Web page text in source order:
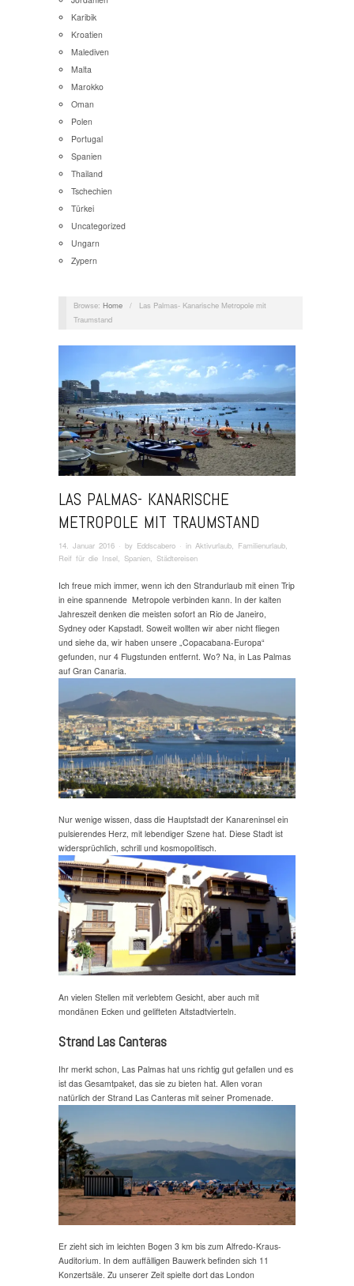
Karibik
Kroatien
Malediven
Malta
Marokko
Oman
Polen
Portugal
Spanien
Thailand
Tschechien
Türkei
Uncategorized
Ungarn
Zypern
Browse: Home /
Las Palmas- Kanarische Metropole mit
Traumstand
LAS PALMAS- KANARISCHE
METROPOLE MIT TRAUMSTAND
14. Januar 2016 · by Eddscabero · in Aktivurlaub Familienurlaub
Reif für die Insel
Spanien Städtereisen
Ich freue mich immer, wenn ich den Strandurlaub mit einen Trip
in eine spannende Metropole verbinden kann. In der kalten
Jahreszeit denken die meisten sofort an Rio de Janeiro,
Sydney oder Kapstadt. Soweit wollten wir aber nicht fliegen
und siehe da, wir haben unsere „Copacabana-Europa“
gefunden, nur 4 Flugstunden entfernt. Wo? Na, in Las Palmas
auf Gran Canaria.
Nur wenige wissen, dass die Hauptstadt der Kanareninsel ein
pulsierendes Herz, mit lebendiger Szene hat. Diese Stadt ist
widersprüchlich, schrill und kosmopolitisch.
An vielen Stellen mit verlebtem Gesicht, aber auch mit
mondänen Ecken und gelifteten Altstadtvierteln.
Strand Las Canteras
Ihr merkt schon, Las Palmas hat uns richtig gut gefallen und es
ist das Gesamtpaket, das sie zu bieten hat. Allen voran
natürlich der Strand Las Canteras mit seiner Promenade.
Er zieht sich im leichten Bogen 3 km bis zum Alfredo-Kraus-
Auditorium. In dem auffälligen Bauwerk befinden sich 11
Konzertsäle. Zu unserer Zeit spielte dort das London